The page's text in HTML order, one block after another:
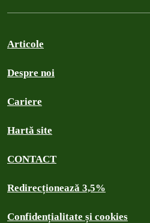
Articole
Despre noi
Cariere
Hartă site
CONTACT
Redirecționează 3,5%
Confidențialitate și cookies